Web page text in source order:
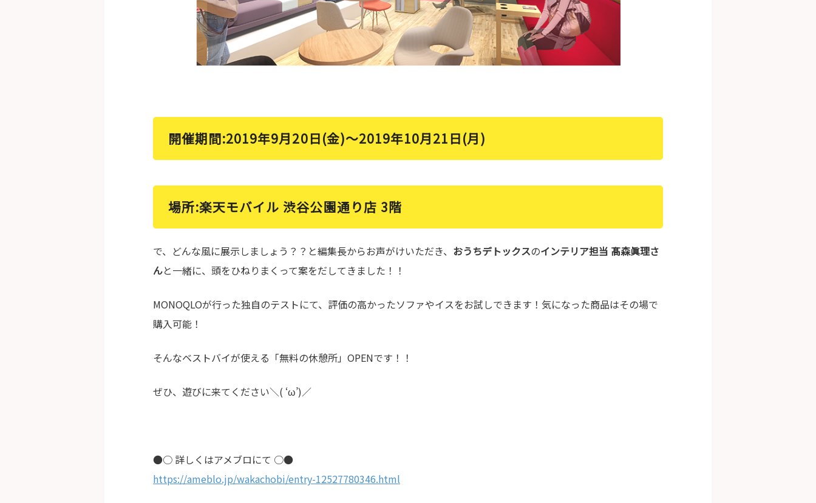
開催期間:2019年9月20日(金)～2019年10月21日(月)
場所:楽天モバイル 渋谷公園通り店 3階
で、どんな風に展示しましょう？？と編集長からお声がけいただき、 おうちデトックスのインテリア担当 髙森眞理さ
んと一緒に、頭をひねりまくって案をだしてきました！！
MONOQLOが行った独自のテストにて、評価の高かったソファやイスをお試しできます！気になった商品はその場で
購入可能！
そんなベストバイが使える「無料の休憩所」OPENです！！
ぜひ、遊びに来てください＼( ‘ω’)／
●○ 詳しくはアメブロにて ○●
https://ameblo.jp/wakachobi/entry-12527780346.html